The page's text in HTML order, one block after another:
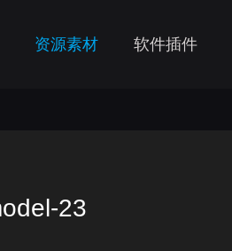
资源素材 软件插件
23